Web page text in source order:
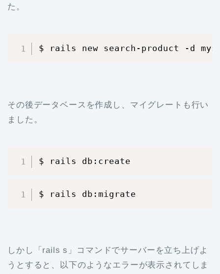
た。
$ rails new search-product -d
その後データベースを作成し、マイグレートも行い
ました。
$ rails db:create
$ rails db:migrate
しかし「rails s」コマンドでサーバーを立ち上げよ
うとすると、以下のようなエラーが表示されてしま